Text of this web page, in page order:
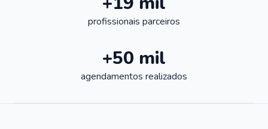
profissionais parceiros
+50 mil
agendamentos realizados